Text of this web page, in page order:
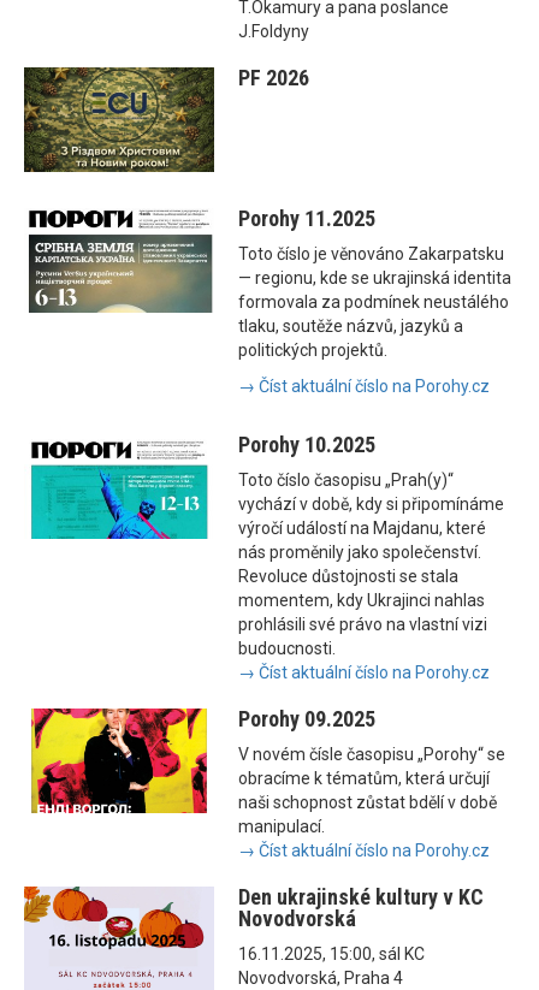
T.Okamury a pana poslance
J.Foldyny
PF 2026
Porohy 11.2025
Toto číslo je věnováno Zakarpatsku
— regionu, kde se ukrajinská identita
formovala za podmínek neustálého
tlaku, soutěže názvů, jazyků a
politických projektů.
→ Číst aktuální číslo na Porohy.cz
Porohy 10.2025
Toto číslo časopisu „Prah(y)“
vychází v době, kdy si připomínáme
výročí událostí na Majdanu, které
nás proměnily jako společenství.
Revoluce důstojnosti se stala
momentem, kdy Ukrajinci nahlas
prohlásili své právo na vlastní vizi
budoucnosti.
→ Číst aktuální číslo na Porohy.cz
Porohy 09.2025
V novém čísle časopisu „Porohy“ se
obracíme k tématům, která určují
naši schopnost zůstat bdělí v době
manipulací.
→ Číst aktuální číslo na Porohy.cz
Den ukrajinské kultury v KC
Novodvorská
16.11.2025, 15:00, sál KC
Novodvorská, Praha 4